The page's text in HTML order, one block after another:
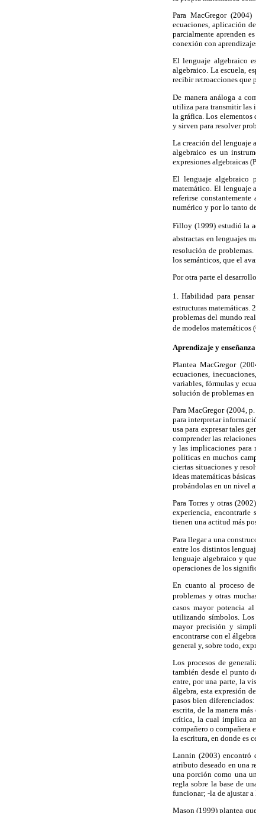
Para MacGregor
ecuaciones, aplicación
parcialmente aprenden
conexión con
El lenguaje algebraico
algebraico. La escuela,
recibir retroacciones que
De manera análoga a
utiliza para transmitir las
la gráfica. Los elementos
y sirven para resolver
La creación del lenguaje
algebraico es un
expresiones algebraicas
El lenguaje algebraico
matemático. El lenguaje
referirse
numérico y por lo tanto
Filloy (1999) estudió la
abstractas en lenguajes
resolución de
los semánticos, que el
Por otra parte el
1. Habilidad para
estructuras matemáticas.
problemas del mundo
de modelos
Aprendizaje y
Plantea MacGregor
ecuaciones,
variables, fórmulas y
solución de problemas
Para MacGregor (2004,
para interpretar
usa para expresar tales
comprender las
y las implicaciones para
políticas en muchos
ciertas situaciones y
ideas matemáticas
probándolas en un nivel
Para Torres y otras
experiencia, encontrarle
tienen una actitud más
Para llegar a una
entre los distintos
lenguaje algebraico y
operaciones de los
En cuanto al proceso
problemas y otras
casos mayor potencia
utilizando símbolos. Los
mayor precisión y
encontrarse con el
general y, sobre todo,
Los procesos de
también desde el punto
entre, por una parte, la
álgebra, esta expresión
pasos bien
escrita, de la manera
crítica, la cual implica
compañero o compañera
la escritura, en donde es
Lannin (2003) encontró
atributo deseado en una
una porción como una
regla sobre la base de
funcionar; -la de ajustar
Mason (1999) plantea